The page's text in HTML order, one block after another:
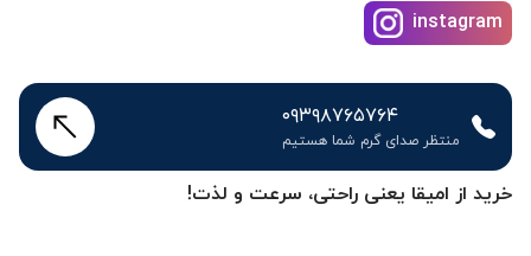
خرید از امیقا یعنی راحتی، سرعت و لذت!
instagram
۰۹۳۹۸۷۶۵۷۶۴
منتظر صدای گرم شما هستیم